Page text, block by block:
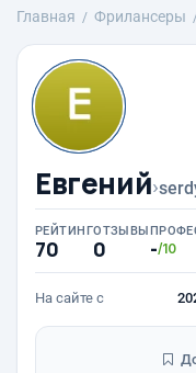
Главная Фрилансеры
Евгений›
РЕЙТИНГ
70
ОТЗЫВЫ
0 -/10
На сайте с